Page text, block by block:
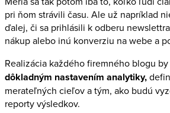
pri ňom strávili času. Ale už napríklad
ďalej, či sa prihlásili k odberu
nákup alebo inú konverziu na webe a
Realizácia každého firemného blogu
dôkladným nastavením analytiky,
merateľných cieľov a tým, ako budú
reporty výsledkov.